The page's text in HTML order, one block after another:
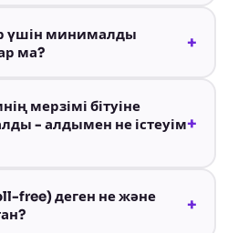
үшін минималды
ма?
+
мерзімі бітуіне
- алдымен не істеуім+
free) деген не және
+